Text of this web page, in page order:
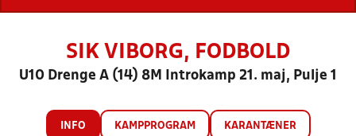
SIK VIBORG, FODBOLD
U10 Drenge A (14) 8M Introkamp 21. maj, Pulje 1
INFO KAMPPROGRAM KARANTÆNER